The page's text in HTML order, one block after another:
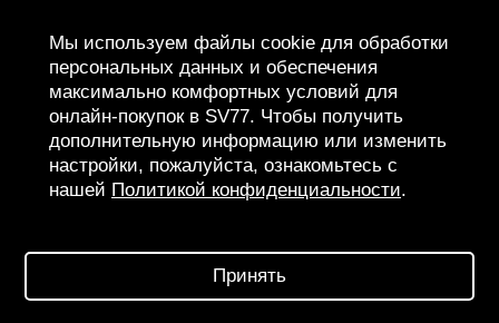
SV BOUTIQUE
Мы используем файлы cookie для обработки
персональных данных и обеспечения
максимально комфортных условий для
онлайн-покупок в SV77. Чтобы получить
дополнительную информацию или изменить
настройки, пожалуйста, ознакомьтесь с
нашей Политикой конфиденциальности.
Принять